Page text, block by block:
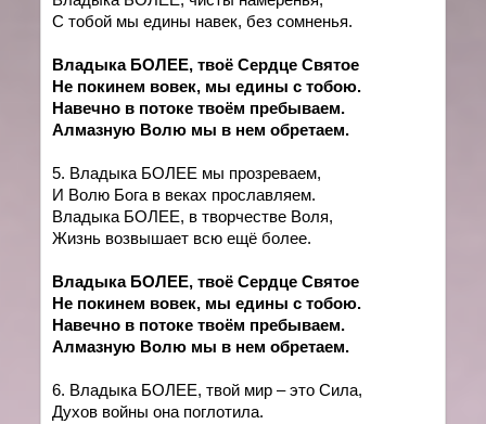
С тобой мы едины навек, без сомненья.
Владыка БОЛЕЕ, твоё Сердце Святое
Не покинем вовек, мы едины с тобою.
Навечно в потоке твоём пребываем.
Алмазную Волю мы в нем обретаем.
5. Владыка БОЛЕЕ мы прозреваем,
И Волю Бога в веках прославляем.
Владыка БОЛЕЕ, в творчестве Воля,
Жизнь возвышает всю ещё более.
Владыка БОЛЕЕ, твоё Сердце Святое
Не покинем вовек, мы едины с тобою.
Навечно в потоке твоём пребываем.
Алмазную Волю мы в нем обретаем.
6. Владыка БОЛЕЕ, твой мир – это Сила,
Духов войны она поглотила.